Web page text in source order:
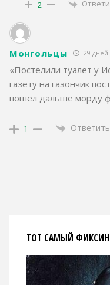
2
Монгольцы 29 дней
«Постелили туалет у
газету на газончик
пошел дальше морду
1 Ответить
ТОТ САМЫЙ ФИКСИН